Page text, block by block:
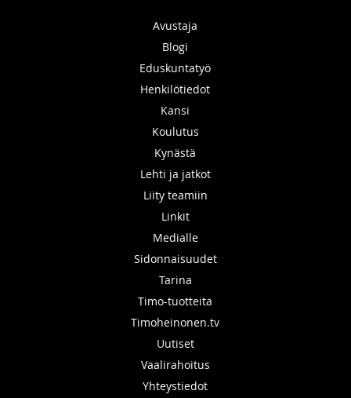
Avustaja
Blogi
Eduskuntatyö
Henkilötiedot
Kansi
Koulutus
Kynästä
Lehti ja jatkot
Liity teamiin
Linkit
Medialle
Sidonnaisuudet
Tarina
Timo-tuotteita
Timoheinonen.tv
Uutiset
Vaalirahoitus
Yhteystiedot